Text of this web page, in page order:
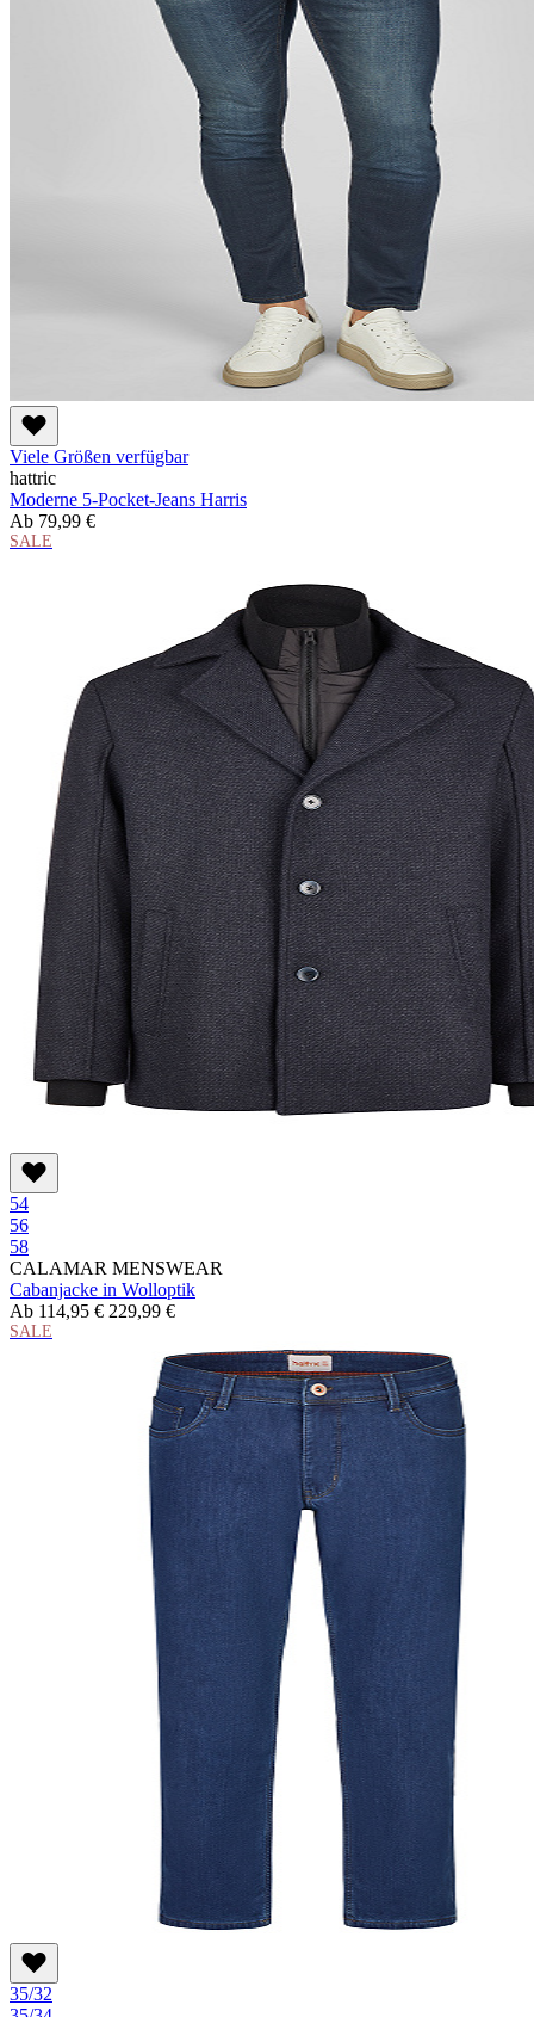
Viele Größen verfügbar
hattric
Moderne 5-Pocket-Jeans Harris
Ab 79,99 €
SALE
54
56
58
CALAMAR MENSWEAR
Cabanjacke in Wolloptik
Ab 114,95 € 229,99 €
SALE
35/32